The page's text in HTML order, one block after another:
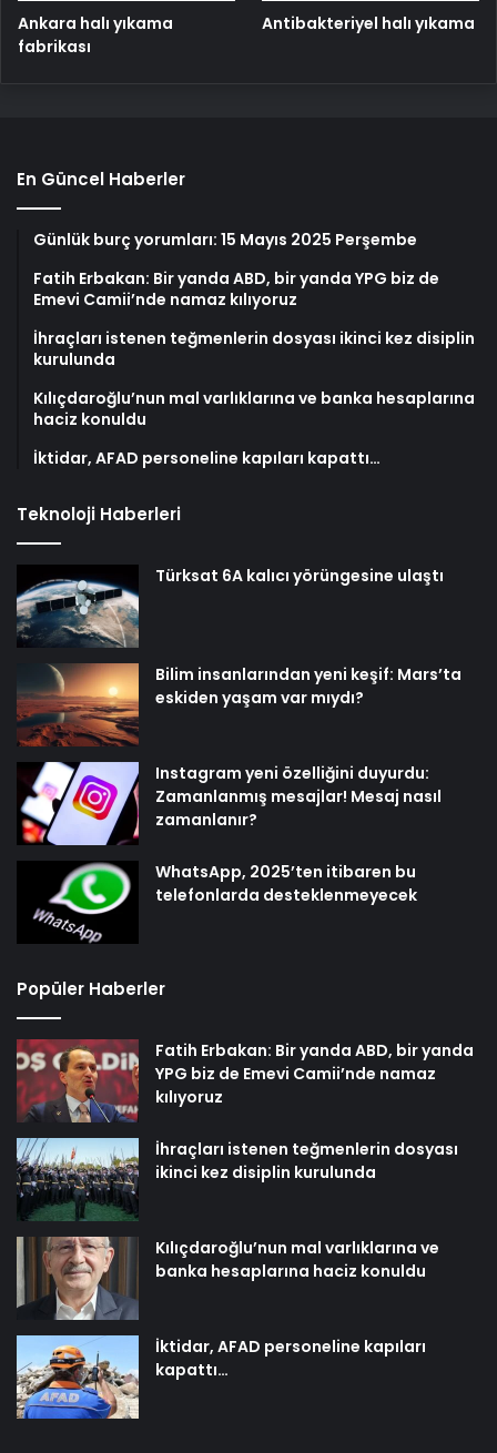
Ankara halı yıkama
fabrikası
Antibakteriyel halı yıkama
En Güncel Haberler
Günlük burç yorumları: 15 Mayıs 2025 Perşembe
Fatih Erbakan: Bir yanda ABD, bir yanda YPG biz de
Emevi Camii’nde namaz kılıyoruz
İhraçları istenen teğmenlerin dosyası ikinci kez disiplin
kurulunda
Kılıçdaroğlu’nun mal varlıklarına ve banka hesaplarına
haciz konuldu
İktidar, AFAD personeline kapıları kapattı…
Teknoloji Haberleri
Türksat 6A kalıcı yörüngesine ulaştı
Bilim insanlarından yeni keşif: Mars’ta
eskiden yaşam var mıydı?
Instagram yeni özelliğini duyurdu:
Zamanlanmış mesajlar! Mesaj nasıl
zamanlanır?
WhatsApp, 2025’ten itibaren bu
telefonlarda desteklenmeyecek
Popüler Haberler
Fatih Erbakan: Bir yanda ABD, bir yanda
YPG biz de Emevi Camii’nde namaz
kılıyoruz
İhraçları istenen teğmenlerin dosyası
ikinci kez disiplin kurulunda
Kılıçdaroğlu’nun mal varlıklarına ve
banka hesaplarına haciz konuldu
İktidar, AFAD personeline kapıları
kapattı…